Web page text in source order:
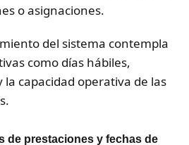
o asignaciones.
del sistema contempla
como días hábiles,
capacidad operativa de las
de prestaciones y fechas de